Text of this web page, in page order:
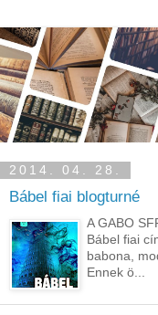
2014. 04. 28.
Bábel fiai blogturné
A GABO
Bábel fiai
babona,
Ennek ö...